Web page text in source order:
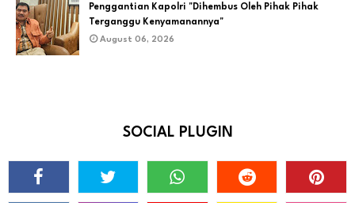
Penggantian Kapolri "Dihembus Oleh Pihak Pihak
Terganggu Kenyamanannya"
August 06, 2026
SOCIAL PLUGIN